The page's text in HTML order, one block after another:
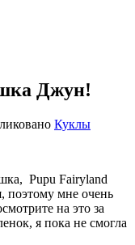
Джун!
Куклы
Pupu Fairyland
поэтому мне очень
на это за
я пока не смогла